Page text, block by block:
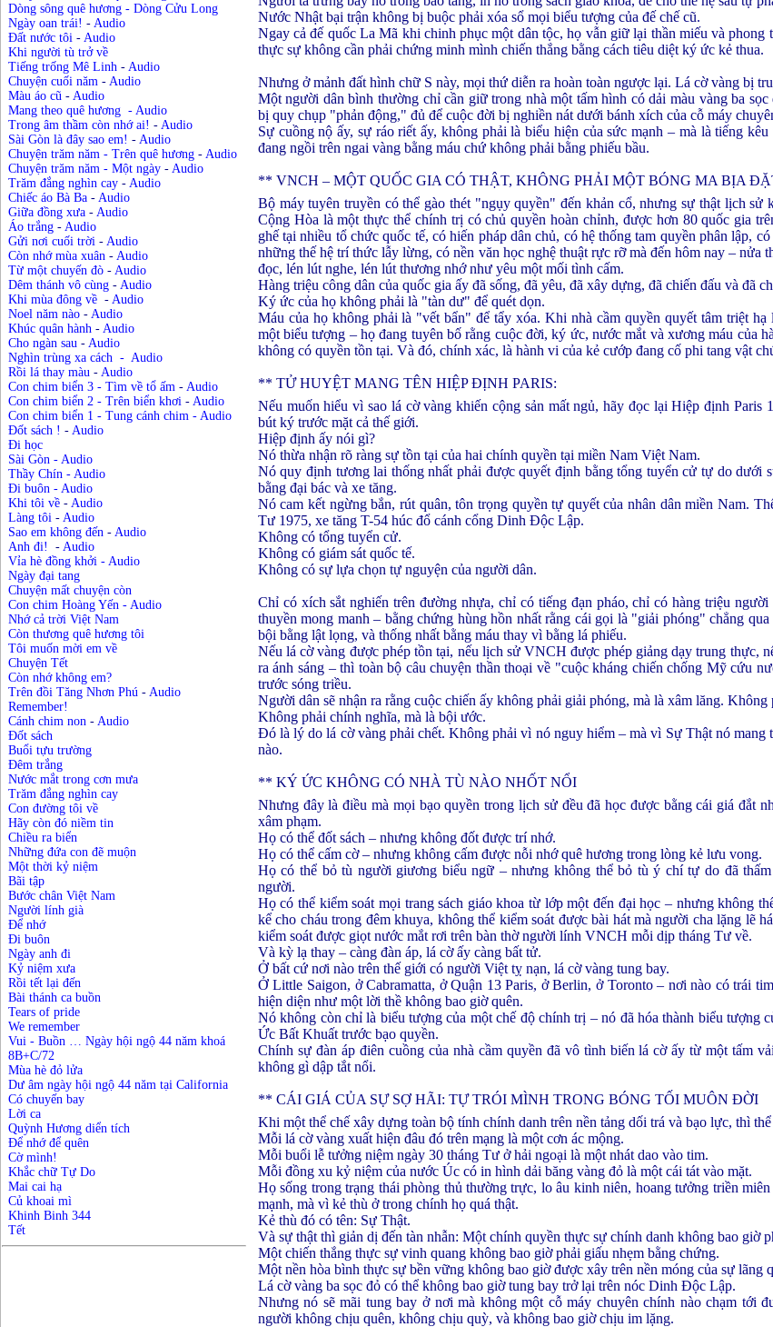
Dòng sông quê hương - Dòng Cửu Long
Ngày oan trái! - Audio
Đất nước tôi - Audio
Khi người tù trở về
Tiếng trống Mê Linh - Audio
Chuyện cuối năm - Audio
Màu áo cũ - Audio
Mang theo quê hương - Audio
Trong âm thầm còn nhớ ai! - Audio
Sài Gòn là đây sao em! - Audio
Chuyện trăm năm - Trên quê hương - Audio
Chuyện trăm năm - Một ngày - Audio
Trăm đắng nghìn cay - Audio
Chiếc áo Bà Ba - Audio
Giữa đồng xưa - Audio
Áo trắng - Audio
Gửi nơi cuối trời - Audio
Còn nhớ mùa xuân - Audio
Từ một chuyến đò - Audio
Dêm thánh vô cùng - Audio
Khi mùa đông về - Audio
Noel năm nào - Audio
Khúc quân hành - Audio
Cho ngàn sau - Audio
Nghìn trùng xa cách - Audio
Rồi lá thay màu - Audio
Con chim biển 3 - Tìm về tổ ấm - Audio
Con chim biển 2 - Trên biển khơi - Audio
Con chim biển 1 - Tung cánh chim - Audio
Đốt sách ! - Audio
Đi học
Sài Gòn - Audio
Thầy Chín - Audio
Đi buôn - Audio
Khi tôi về - Audio
Làng tôi - Audio
Sao em không đến - Audio
Anh đi!
- Audio
Vỉa hè đồng khởi - Audio
Ngày đại tang
Chuyện mất chuyện còn
Con chim Hoàng Yến - Audio
Nhớ cả trời Việt Nam
Còn thương quê hương tôi
Tôi muốn mời em về
Chuyện Tết
Còn nhớ không em?
Trên đồi Tăng Nhơn Phú - Audio
Remember!
Cánh chim non - Audio
Đốt sách
Buổi tựu trường
Đêm trắng
Nước mắt trong cơn mưa
Trăm đắng nghìn cay
Con đường tôi về
Hãy còn đó niềm tin
Chiều ra biển
Những đứa con đẽ muộn
Một thời kỷ niệm
Bãi tập
Bước chân Việt Nam
Người lính già
Để nhớ
Đi buôn
Ngày anh đi
Kỷ niệm xưa
Rồi tết lại đến
Bài thánh ca buồn
Tears of pride
We remember
Vui - Buồn … Ngày hội ngộ 44 năm khoá
8B+C/72
Mùa hè đỏ lửa
Dư âm ngày hội ngộ 44 năm tại California
Có chuyến bay
Lời ca
Quỳnh Hương diển tích
Để nhớ để quên
Cờ mình!
Khắc chữ Tự Do
Mai cai hạ
Củ khoai mì
Khinh Binh 344
Tết
Nước Nhật bại trận không bị buộc phải xóa sổ mọi biểu tượng của đế chế cũ.
Ngay cả đế quốc La Mã khi chinh phục một dân tộc, họ vẫn giữ lại thần miếu và phong
thực sự không cần phải chứng minh mình chiến thắng bằng cách tiêu diệt ký ức kẻ thua.
Nhưng ở mảnh đất hình chữ S này, mọi thứ diễn ra hoàn toàn ngược lại. Lá cờ vàng bị
Một người dân bình thường chỉ cần giữ trong nhà một tấm hình có dải màu vàng ba
bị quy chụp "phản động," đủ để cuộc đời bị nghiền nát dưới bánh xích của cỗ máy
Sự cuồng nộ ấy, sự ráo riết ấy, không phải là biểu hiện của sức mạnh – mà là tiếng
đang ngồi trên ngai vàng bằng máu chứ không phải bằng phiếu bầu.
** VNCH – MỘT QUỐC GIA CÓ THẬT, KHÔNG PHẢI MỘT BÓNG MA BỊA
Bộ máy tuyên truyền có thể gào thét "ngụy quyền" đến khản cổ, nhưng sự thật lịch sử
Cộng Hòa là một thực thể chính trị có chủ quyền hoàn chỉnh, được hơn 80 quốc gia
ghế tại nhiều tổ chức quốc tế, có hiến pháp dân chủ, có hệ thống tam quyền phân lập,
những thế hệ trí thức lẫy lừng, có nền văn học nghệ thuật rực rỡ mà đến hôm nay – nửa
đọc, lén lút nghe, lén lút thương nhớ như yêu một mối tình cấm.
Hàng triệu công dân của quốc gia ấy đã sống, đã yêu, đã xây dựng, đã chiến đấu và đã
Ký ức của họ không phải là "tàn dư" để quét dọn.
Máu của họ không phải là "vết bẩn" để tẩy xóa. Khi nhà cầm quyền quyết tâm triệt
một biểu tượng – họ đang tuyên bố rằng cuộc đời, ký ức, nước mắt và xương máu của
không có quyền tồn tại. Và đó, chính xác, là hành vi của kẻ cướp đang cố phi tang vật
** TỬ HUYỆT MANG TÊN HIỆP ĐỊNH PARIS:
Nếu muốn hiểu vì sao lá cờ vàng khiến cộng sản mất ngủ, hãy đọc lại Hiệp định Paris
bút ký trước mặt cả thế giới.
Hiệp định ấy nói gì?
Nó thừa nhận rõ ràng sự tồn tại của hai chính quyền tại miền Nam Việt Nam.
Nó quy định tương lai thống nhất phải được quyết định bằng tổng tuyển cử tự do dưới
bằng đại bác và xe tăng.
Nó cam kết ngừng bắn, rút quân, tôn trọng quyền tự quyết của nhân dân miền Nam.
Tư 1975, xe tăng T-54 húc đổ cánh cổng Dinh Độc Lập.
Không có tổng tuyển cử.
Không có giám sát quốc tế.
Không có sự lựa chọn tự nguyện của người dân.
Chỉ có xích sắt nghiến trên đường nhựa, chỉ có tiếng đạn pháo, chỉ có hàng triệu
thuyền mong manh – bằng chứng hùng hồn nhất rằng cái gọi là "giải phóng" chẳng
bội bằng lật lọng, và thống nhất bằng máu thay vì bằng lá phiếu.
Nếu lá cờ vàng được phép tồn tại, nếu lịch sử VNCH được phép giảng dạy trung thực,
ra ánh sáng – thì toàn bộ câu chuyện thần thoại về "cuộc kháng chiến chống Mỹ cứu
trước sóng triều.
Người dân sẽ nhận ra rằng cuộc chiến ấy không phải giải phóng, mà là xâm lăng.
Không phải chính nghĩa, mà là bội ước.
Đó là lý do lá cờ vàng phải chết. Không phải vì nó nguy hiểm – mà vì Sự Thật nó mang
nào.
** KÝ ỨC KHÔNG CÓ NHÀ TÙ NÀO NHỐT NỔI
Nhưng đây là điều mà mọi bạo quyền trong lịch sử đều đã học được bằng cái giá đắt
xâm phạm.
Họ có thể đốt sách – nhưng không đốt được trí nhớ.
Họ có thể cấm cờ – nhưng không cấm được nỗi nhớ quê hương trong lòng kẻ lưu vong.
Họ có thể bỏ tù người giương biểu ngữ – nhưng không thể bỏ tù ý chí tự do đã
người.
Họ có thể kiểm soát mọi trang sách giáo khoa từ lớp một đến đại học – nhưng không
kể cho cháu trong đêm khuya, không thể kiểm soát được bài hát mà người cha lặng lẽ
kiểm soát được giọt nước mắt rơi trên bàn thờ người lính VNCH mỗi dịp tháng Tư về.
Và kỳ lạ thay – càng đàn áp, lá cờ ấy càng bất tử.
Ở bất cứ nơi nào trên thế giới có người Việt tỵ nạn, lá cờ vàng tung bay.
Ở Little Saigon, ở Cabramatta, ở Quận 13 Paris, ở Berlin, ở Toronto – nơi nào có trái
hiện diện như một lời thề không bao giờ quên.
Nó không còn chỉ là biểu tượng của một chế độ chính trị – nó đã hóa thành biểu tượng
Ức Bất Khuất trước bạo quyền.
Chính sự đàn áp điên cuồng của nhà cầm quyền đã vô tình biến lá cờ ấy từ một tấm
không gì dập tắt nổi.
** CÁI GIÁ CỦA SỰ SỢ HÃI: TỰ TRÓI MÌNH TRONG BÓNG TỐI MUÔN ĐỜI
Khi một thể chế xây dựng toàn bộ tính chính danh trên nền tảng dối trá và bạo lực, thì
Mỗi lá cờ vàng xuất hiện đâu đó trên mạng là một cơn ác mộng.
Mỗi buổi lễ tưởng niệm ngày 30 tháng Tư ở hải ngoại là một nhát dao vào tim.
Mỗi đồng xu kỷ niệm của nước Úc có in hình dải băng vàng đỏ là một cái tát vào mặt.
Họ sống trong trạng thái phòng thủ thường trực, lo âu kinh niên, hoang tưởng triền
mạnh, mà vì kẻ thù ở trong chính họ quá thật.
Kẻ thù đó có tên: Sự Thật.
Và sự thật thì giản dị đến tàn nhẫn: Một chính quyền thực sự chính danh không bao giờ
Một chiến thắng thực sự vinh quang không bao giờ phải giấu nhẹm bằng chứng.
Một nền hòa bình thực sự bền vững không bao giờ được xây trên nền móng của sự lãng
Lá cờ vàng ba sọc đỏ có thể không bao giờ tung bay trở lại trên nóc Dinh Độc Lập.
Nhưng nó sẽ mãi tung bay ở nơi mà không một cỗ máy chuyên chính nào chạm tới
người không chịu quên, không chịu quỳ, và không bao giờ chịu im lặng.